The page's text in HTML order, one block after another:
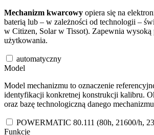
Mechanizm kwarcowy opiera się na
baterią lub – w zależności od technologii –
w Citizen, Solar w Tissot). Zapewnia
użytkowania.
automatyczny
Model
Model mechanizmu to oznaczenie
identyfikacji konkretnej konstrukcji kalibru.
oraz bazę technologiczną danego
POWERMATIC 80.111 (80h, 21600/h,
Funkcje